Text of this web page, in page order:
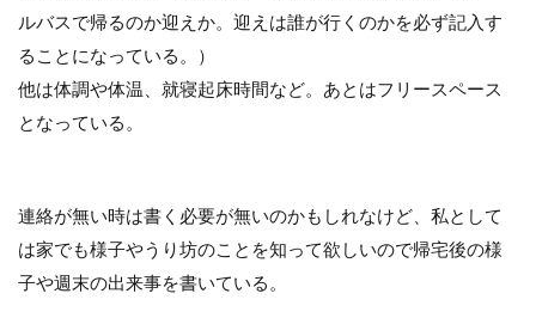
ルバスで帰るのか迎えか。迎えは誰が行くのかを必ず記入す
ることになっている。）
他は体調や体温、就寝起床時間など。あとはフリースペース
となっている。
連絡が無い時は書く必要が無いのかもしれなけど、私として
は家でも様子やうり坊のことを知って欲しいので帰宅後の様
子や週末の出来事を書いている。